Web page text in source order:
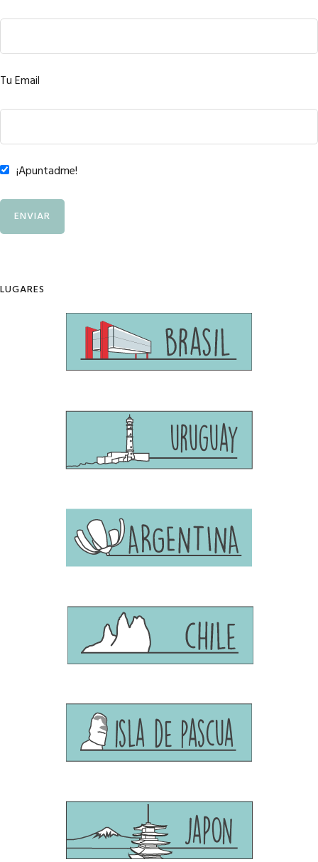
Tu Email
¡Apuntadme!
LUGARES